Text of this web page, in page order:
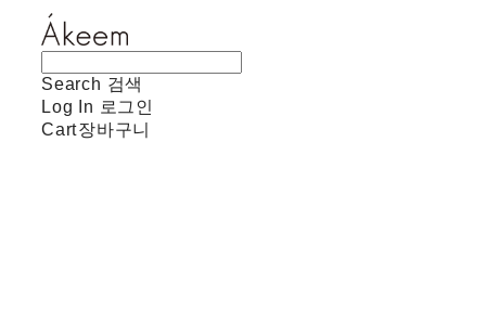
Search 검색
Log In 로그인
Cart장바구니